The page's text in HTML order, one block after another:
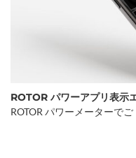
ROTOR パワーアプリ表示
ROTOR パワーメーターでご